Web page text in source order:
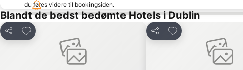
du føres videre til bookingsiden.
Blandt de bedst bedømte Hotels i Dublin
Del
Føj til favoritter
Del
Føj til favoritter